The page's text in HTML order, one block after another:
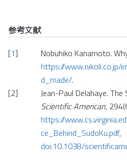
参考文献
[1]
Nobuhiko Kanamoto.
https://www.nikoli.co.jp/
d_made/.
[2]
Jean-Paul Delahaye. The
Scientific American,
https://
ce_Behind_SudoKu.pdf,
doi:10.1038/